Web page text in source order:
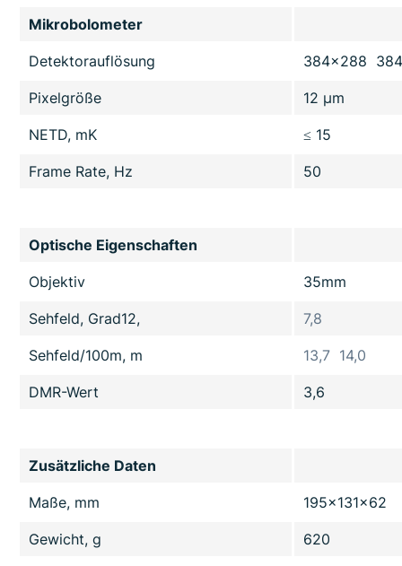
Mikrobolometer
Detektorauflösung 384x288
Pixelgröße 12 µm
NETD, mK ≤ 15
Frame Rate, Hz 50
Optische Eigenschaften
Objektiv 35mm
Sehfeld, Grad12, 7,8
Sehfeld/100m, m 13,7 14,0
DMR-Wert 3,6
Zusätzliche Daten
Maße, mm 195x131x62
Gewicht, g 620